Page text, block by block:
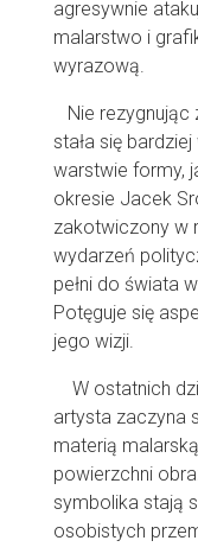
agresywnie
malarstwo i
wyrazową.
Nie rezygnując
stała się
warstwie formy,
okresie Jacek
zakotwiczony w
wydarzeń
pełni do świata
Potęguje się
jego wizji.
W ostatnich
artysta zaczyna
materią
powierzchni
symbolika stają
osobistych